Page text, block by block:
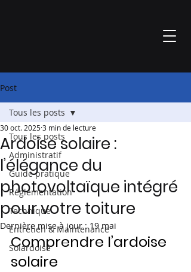
Post
Tous les posts
Administratif
Guide pratique
Réglementation
Technique
Entretien & Maintenance
Solardoise
Tous les posts
Ardoise solaire :
l’élégance du
photovoltaïque intégré
pour votre toiture
30 oct. 20253 min de lecture
Dernière mise à jour :19 mai
Comprendre l’ardoise
solaire